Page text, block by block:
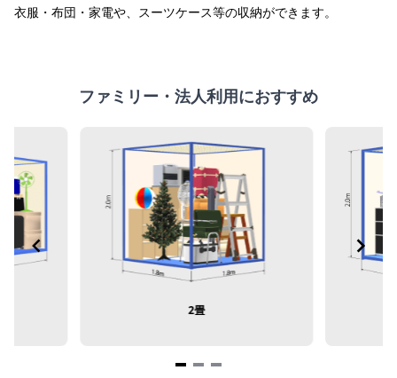
衣服・布団・家電や、スーツケース等の収納ができます。
ファミリー・法人利用におすすめ
2畳